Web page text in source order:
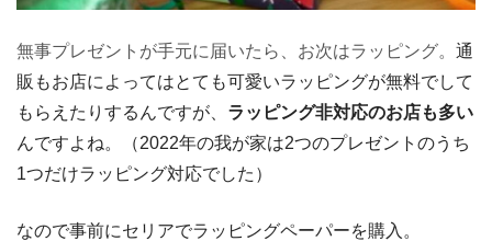
無事プレゼントが手元に届いたら、お次はラッピング。 通
販もお店によってはとても可愛いラッピングが無料でして
もらえたりするんですが、 ラッピング非対応のお店も多い
んですよね。（2022年の我が家は2つのプレゼントのうち
1つだけラッピング対応でした）
なので事前にセリアでラッピングペーパーを購入。